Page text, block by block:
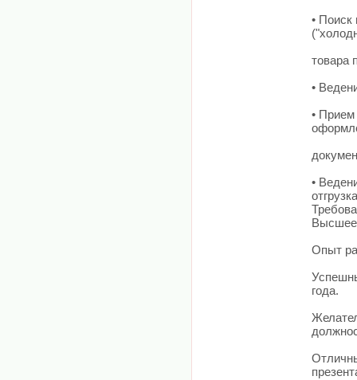
• Поиск
товара
•
• Прием
•
Опыт
года.